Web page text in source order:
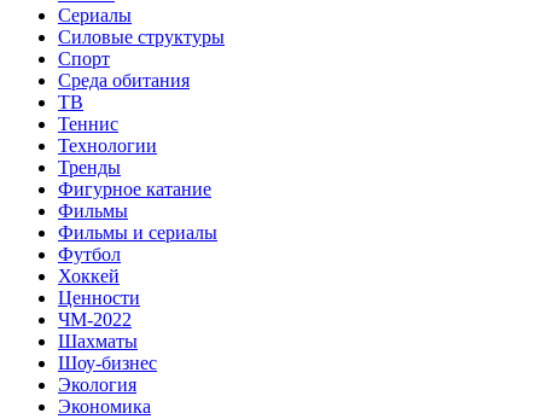
Сериалы
Силовые структуры
Спорт
Среда обитания
ТВ
Теннис
Технологии
Тренды
Фигурное катание
Фильмы
Фильмы и сериалы
Футбол
Хоккей
Ценности
ЧМ-2022
Шахматы
Шоу-бизнес
Экология
Экономика